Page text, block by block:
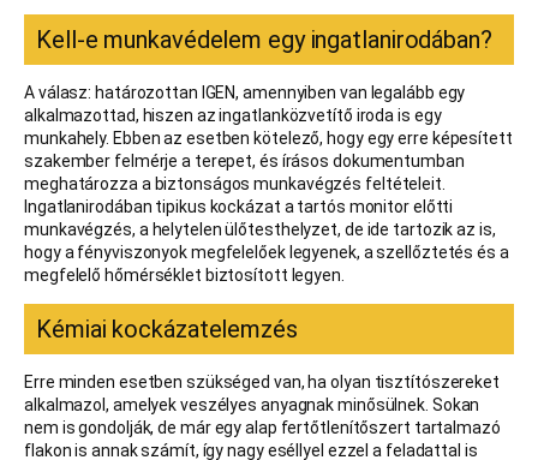
Kell-e munkavédelem egy ingatlanirodában?
A válasz: határozottan IGEN, amennyiben van legalább egy
alkalmazottad, hiszen az ingatlanközvetítő iroda is egy
munkahely. Ebben az esetben kötelező, hogy egy erre képesített
szakember felmérje a terepet, és írásos dokumentumban
meghatározza a biztonságos munkavégzés feltételeit.
Ingatlanirodában tipikus kockázat a tartós monitor előtti
munkavégzés, a helytelen ülőtesthelyzet, de ide tartozik az is,
hogy a fényviszonyok megfelelőek legyenek, a szellőztetés és a
megfelelő hőmérséklet biztosított legyen.
Kémiai kockázatelemzés
Erre minden esetben szükséged van, ha olyan tisztítószereket
alkalmazol, amelyek veszélyes anyagnak minősülnek. Sokan
nem is gondolják, de már egy alap fertőtlenítőszert tartalmazó
flakon is annak számít, így nagy eséllyel ezzel a feladattal is